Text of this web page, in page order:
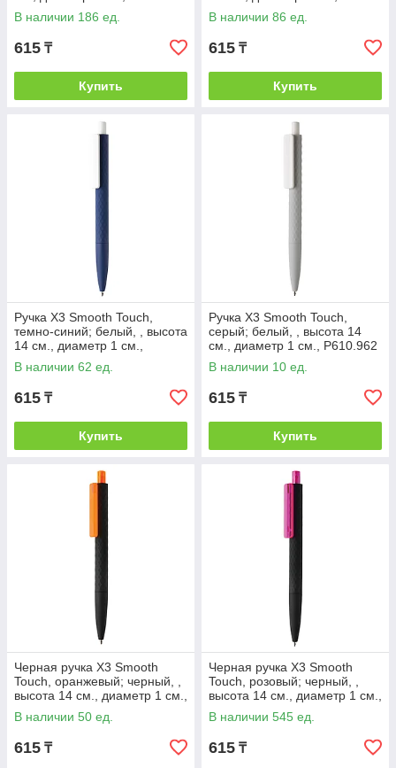
В наличии 186 ед.
615 ₸
Купить
P610.966
В наличии 86 ед.
615 ₸
Купить
Ручка X3 Smooth Touch,
темно-синий; белый, , высота
14 см., диаметр 1 см.,
P610.969
В наличии 62 ед.
615 ₸
Купить
Ручка X3 Smooth Touch,
серый; белый, , высота 14
см., диаметр 1 см., P610.962
В наличии 10 ед.
615 ₸
Купить
Черная ручка X3 Smooth
Touch, оранжевый; черный, ,
высота 14 см., диаметр 1 см.,
P610.978
В наличии 50 ед.
615 ₸
Черная ручка X3 Smooth
Touch, розовый; черный, ,
высота 14 см., диаметр 1 см.,
P610.979
В наличии 545 ед.
615 ₸